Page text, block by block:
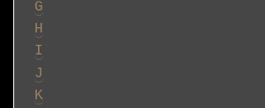
G
H
I
J
K